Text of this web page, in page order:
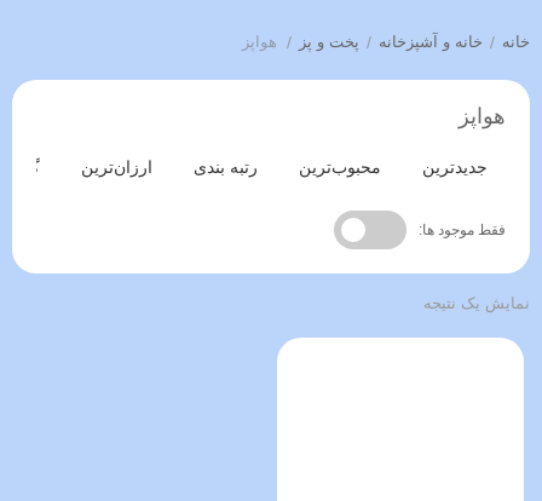
خانه / خانه و آشپزخانه / پخت و پز / هواپز
هواپز
جدیدترین محبوب‌ترین رتبه بندی ارزان‌ترین
فقط موجود ها:
نمایش یک نتیجه